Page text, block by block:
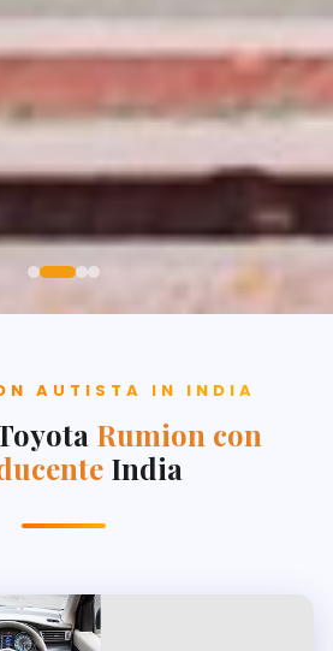
AUTISTA IN INDIA
Rumion con
India